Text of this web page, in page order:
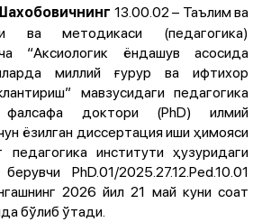
13.00.02 – Таълим ва
ва методикаси (педагогика)
“Aксиологик ёндашув асосида
миллий ғурур ва ифтихор
мавзусидаги педагогика
фалсафа доктори (PhD) илмий
ёзилган диссертация иши ҳимояси
институти ҳузуридаги
PhD.01/2025.27.12.Ped.10.01
2026 йил 21 май куни соат
бўлиб ўтади.